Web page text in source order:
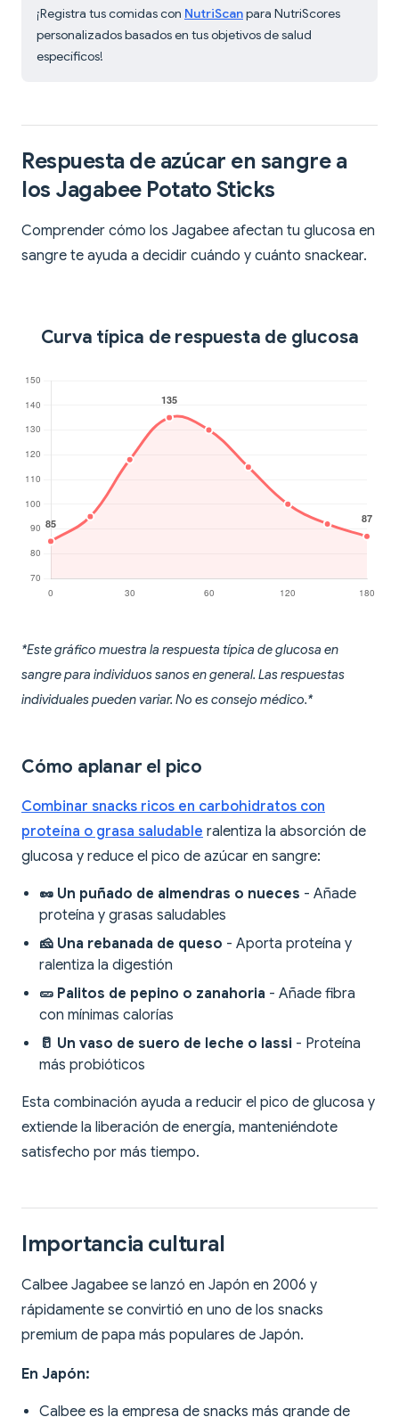
¡Registra tus comidas con NutriScanpara NutriScores
personalizados basados en tus objetivos de salud
específicos!
Respuesta de azúcar en sangre a
los Jagabee Potato Sticks
Comprender cómo los Jagabee afectan tu glucosa en
sangre te ayuda a decidir cuándo y cuánto snackear.
Curva típica de respuesta de glucosa
*Este gráfico muestra la respuesta típica de glucosa en
sangre para individuos sanos en general. Las respuestas
individuales pueden variar. No es consejo médico.*
Cómo aplanar el pico
Combinar snacks ricos en carbohidratos con
proteína o grasa saludable ralentiza la absorción de
glucosa y reduce el pico de azúcar en sangre:
🥜 Un puñado de almendras o nueces - Añade
proteína y grasas saludables
🧀 Una rebanada de queso - Aporta proteína y
ralentiza la digestión
🥒 Palitos de pepino o zanahoria - Añade fibra
con mínimas calorías
🥛 Un vaso de suero de leche o lassi - Proteína
más probióticos
Esta combinación ayuda a reducir el pico de glucosa y
extiende la liberación de energía, manteniéndote
satisfecho por más tiempo.
Importancia cultural
Calbee Jagabee se lanzó en Japón en 2006 y
rápidamente se convirtió en uno de los snacks
premium de papa más populares de Japón.
En Japón:
Calbee es la empresa de snacks más grande de